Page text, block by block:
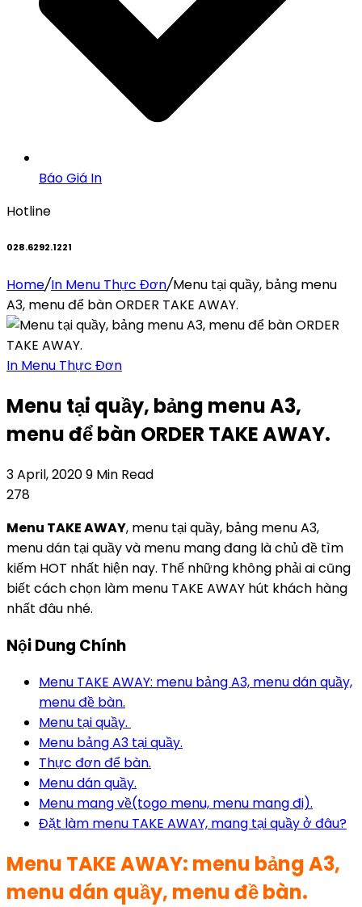
Báo Giá In
Hotline
028.6292.1221
Home/In Menu Thực Đơn/Menu tại quầy, bảng menu
A3, menu để bàn ORDER TAKE AWAY.
In Menu Thực Đơn
Menu tại quầy, bảng menu A3,
menu để bàn ORDER TAKE AWAY.
3 April, 20209 Min Read
278
Menu TAKE AWAY, menu tại quầy, bảng menu A3,
menu dán tại quầy và menu mang đang là chủ đề tìm
kiếm HOT nhất hiện nay. Thế những không phải ai cũng
biết cách chọn làm menu TAKE AWAY hút khách hàng
nhất đâu nhé.
Nội Dung Chính
Menu TAKE AWAY: menu bảng A3, menu dán quầy,
menu đề bàn.
Menu tại quầy.
Menu bảng A3 tại quầy.
Thực đơn để bàn.
Menu dán quầy.
Menu mang về(togo menu, menu mang đi).
Đặt làm menu TAKE AWAY, mang tại quầy ở đâu?
Menu TAKE AWAY: menu bảng A3,
menu dán quầy, menu đề bàn.